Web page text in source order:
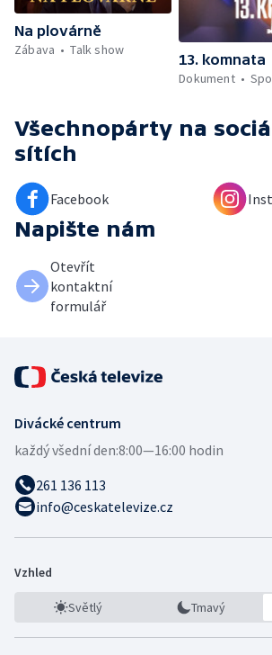
Na plovárně
Zábava
Talk show
13. komnata
Dokument
Všechnopárty na
sítích
Facebook
Napište nám
Otevřít
kontaktní
formulář
Divácké centrum
každý všední den:8:00—16:00 hodin
261 136 113
info@ceskatelevize.cz
Vzhled
Světlý Tmavý